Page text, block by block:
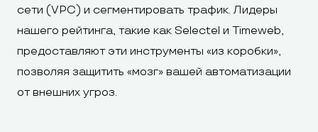
сети (VPC) и сегментировать трафик. Лидеры
нашего рейтинга, такие как Selectel и Timeweb,
предоставляют эти инструменты «из коробки»,
позволяя защитить «мозг» вашей автоматизации
от внешних угроз.